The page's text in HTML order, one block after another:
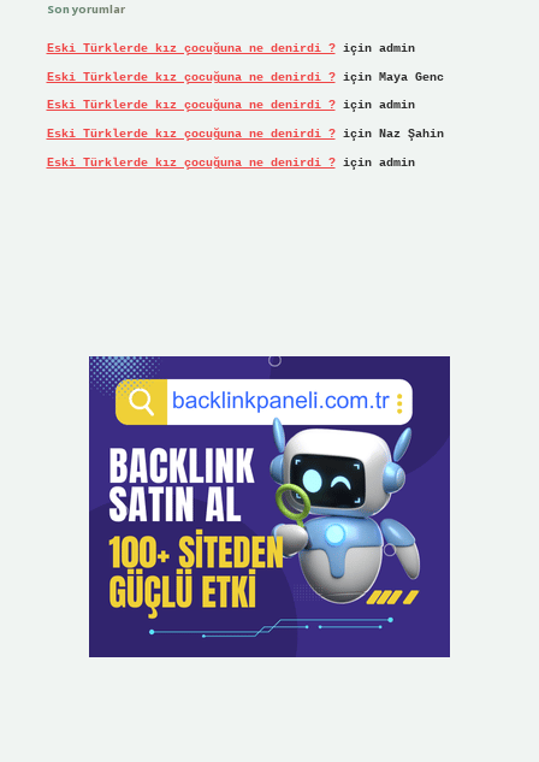
Son yorumlar
Eski Türklerde kız çocuğuna ne denirdi ?için admin
Eski Türklerde kız çocuğuna ne denirdi ?için Maya Genc
Eski Türklerde kız çocuğuna ne denirdi ?için admin
Eski Türklerde kız çocuğuna ne denirdi ?için Naz Şahin
Eski Türklerde kız çocuğuna ne denirdi ?için admin